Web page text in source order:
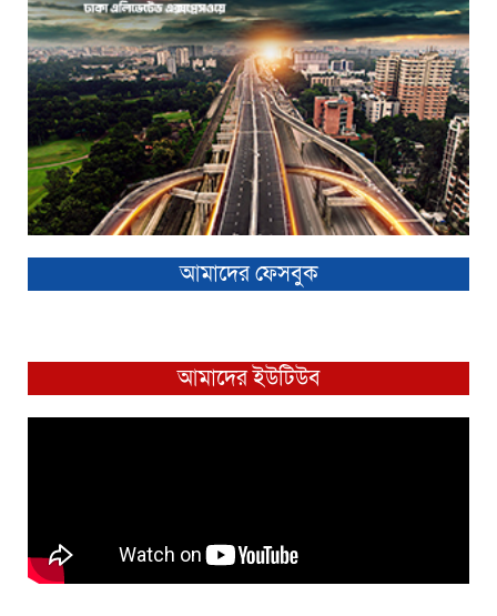
আমাদের ফেসবুক
আমাদের ইউটিউব